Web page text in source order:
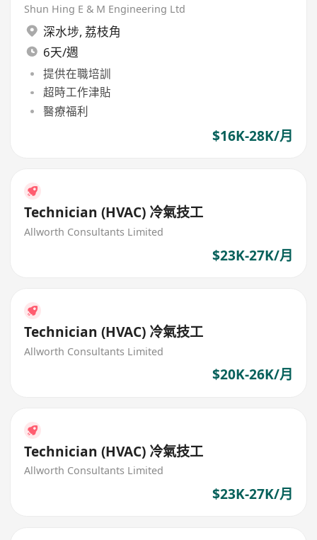
Shun Hing E & M Engineering Ltd
深水埗, 荔枝角
6天/週
提供在職培訓
超時工作津貼
醫療福利
$16K-28K/月
Technician (HVAC) 冷氣技工
Allworth Consultants Limited
$23K-27K/月
Technician (HVAC) 冷氣技工
Allworth Consultants Limited
$20K-26K/月
Technician (HVAC) 冷氣技工
Allworth Consultants Limited
$23K-27K/月